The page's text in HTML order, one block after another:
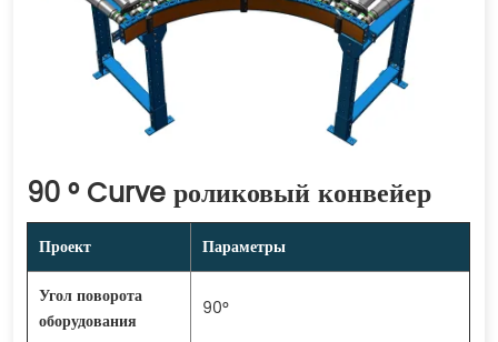
90 ° Curve роликовый конвейер
Проект
Параметры
Угол поворота
оборудования
90°